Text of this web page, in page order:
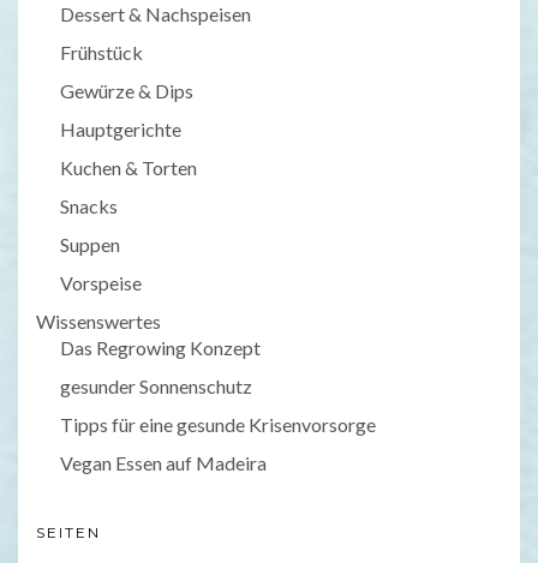
Dessert & Nachspeisen
Frühstück
Gewürze & Dips
Hauptgerichte
Kuchen & Torten
Snacks
Suppen
Vorspeise
Wissenswertes
Das Regrowing Konzept
gesunder Sonnenschutz
Tipps für eine gesunde Krisenvorsorge
Vegan Essen auf Madeira
SEITEN